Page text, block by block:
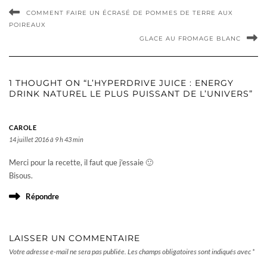
COMMENT FAIRE UN ÉCRASÉ DE POMMES DE TERRE AUX
POIREAUX
GLACE AU FROMAGE BLANC
1 THOUGHT ON “L’HYPERDRIVE JUICE : ENERGY
DRINK NATUREL LE PLUS PUISSANT DE L’UNIVERS”
CAROLE
14 juillet 2016 à 9 h 43 min
Merci pour la recette, il faut que j’essaie 🙂
Bisous.
Répondre
LAISSER UN COMMENTAIRE
Votre adresse e-mail ne sera pas publiée. Les champs obligatoires sont indiqués avec *